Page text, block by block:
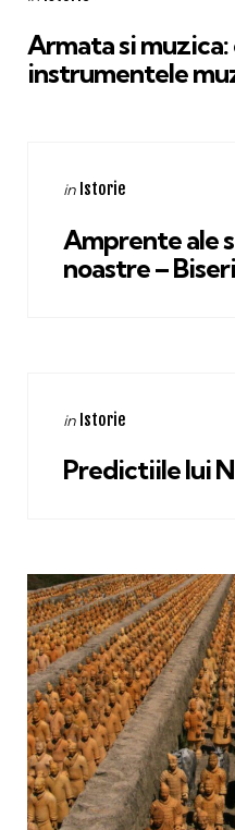
Armata si
instrumentele
Categories
Posted
in Istorie
Amprente ale
noastre –
Categories
Posted
in Istorie
Predictiile lui